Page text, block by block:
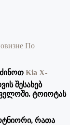
По
Kia X-
შესახებ
ტოიოტას
რათა